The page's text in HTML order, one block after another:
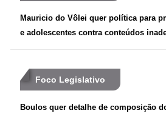
Mauricio do Vôlei quer política para
e adolescentes contra conteúdos
Foco Legislativo
Boulos quer detalhe de composição